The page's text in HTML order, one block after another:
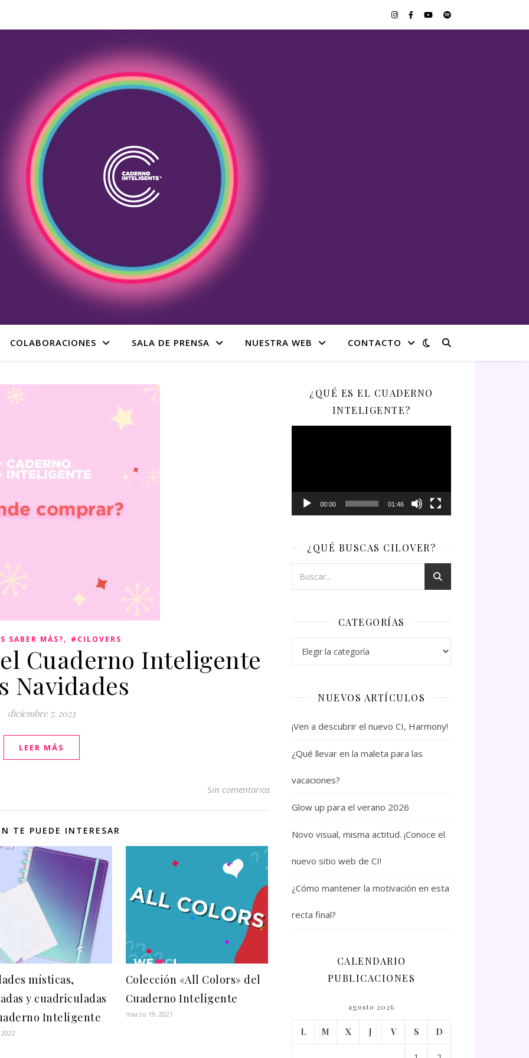
COLABORACIONES SALA DE PRENSA NUESTRA WEB CONTACTO
SABER MÁS?, #CILOVERS
Cuaderno Inteligente
Navidades
diciembre 7, 2023
LEER MÁS
Sin comentarios
TE PUEDE INTERESAR
místicas,
y cuadriculadas
Inteligente
Colección «All Colors» del
Cuaderno Inteligente
marzo 19, 2021
¿QUÉ ES EL CUADERNO
INTELIGENTE?
00:00 01:46
¿QUÉ BUSCAS CILOVER?
CATEGORÍAS
NUEVOS ARTÍCULOS
¡Ven a descubrir el nuevo CI, Harmony!
¿Qué llevar en la maleta para las
vacaciones?
Glow up para el verano 2026
Novo visual, misma actitud. ¡Conoce el
nuevo sitio web de CI!
¿Cómo mantener la motivación en esta
recta final?
CALENDARIO
PUBLICACIONES
agosto 2026
L M X J V S D